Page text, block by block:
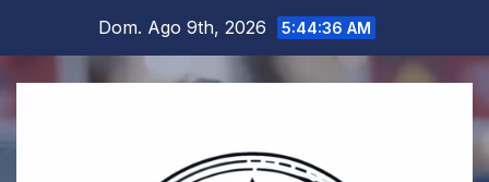
contenuto
Dom. Ago 9th, 2026 5:44:37 AM